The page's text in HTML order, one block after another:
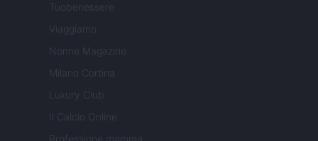
Tuobenessere
Viaggiamo
Nonne Magazine
Milano Cortina
Luxury Club
Il Calcio Online